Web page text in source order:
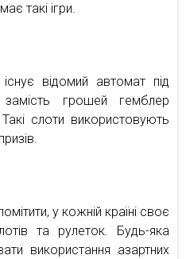
такі ігри.
відомий автомат під
грошей гемблер
слоти використовують
у кожній країні своє
та рулеток. Будь-яка
використання азартних